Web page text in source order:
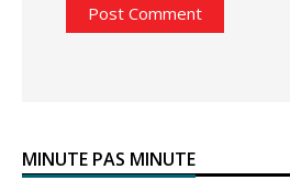
MINUTE PAS MINUTE